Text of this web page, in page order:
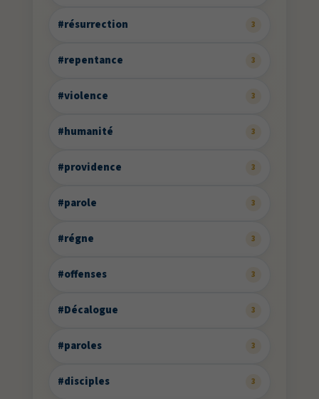
#résurrection 3
#repentance 3
#violence 3
#humanité 3
#providence 3
#parole 3
#régne 3
#offenses 3
#Décalogue 3
#paroles 3
#disciples 3